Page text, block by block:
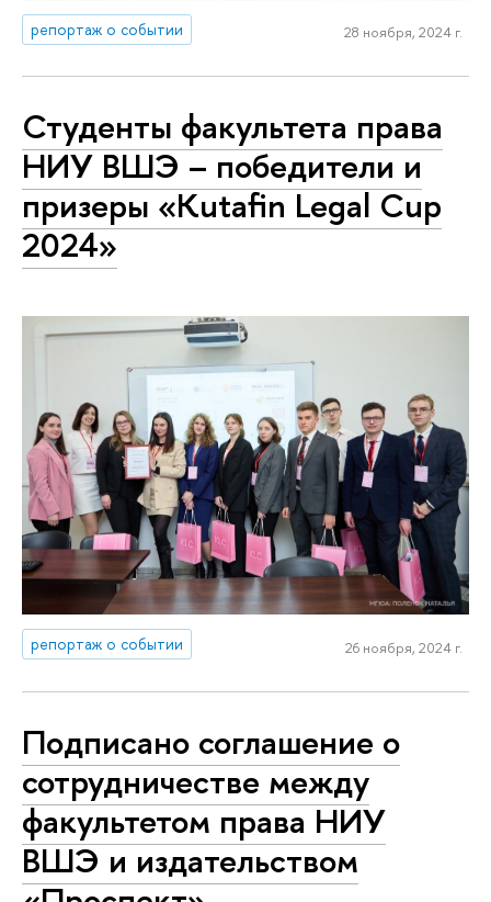
репортаж о событии 28 ноября, 2024 г.
Студенты факультета права
НИУ ВШЭ – победители и
призеры «Kutafin Legal Cup
2024»
репортаж о событии 26 ноября, 2024 г.
Подписано соглашение о
сотрудничестве между
факультетом права НИУ
ВШЭ и издательством